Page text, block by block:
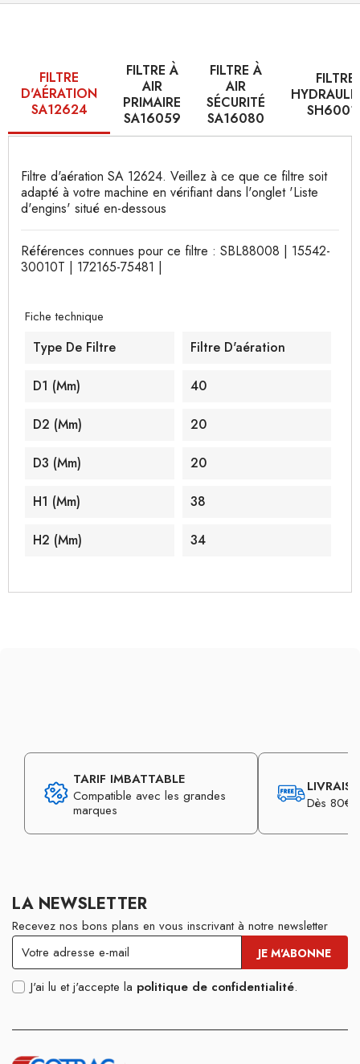
FILTRE
D'AÉRATION
SA12624
FILTRE À
AIR
PRIMAIRE
SA16059
FILTRE À
AIR
SÉCURITÉ
SA16080
FILTRE
Filtre d'aération SA 12624. Veillez à ce que ce filtre soit
adapté à votre machine en vérifiant dans l'onglet 'Liste
d'engins' situé en-dessous
Références connues pour ce filtre : SBL88008 | 15542-
30010T | 172165-75481 |
Fiche technique
Type De Filtre Filtre D'aération
D1 (mm) 40
D2 (mm) 20
D3 (mm) 20
H1 (mm) 38
H2 (mm) 34
TARIF IMBATTABLE
Compatible avec les grandes
marques
Dès 80€
LA NEWSLETTER
Recevez nos bons plans en vous inscrivant à notre newsletter
J'ai lu et j'accepte la politique de confidentialité.